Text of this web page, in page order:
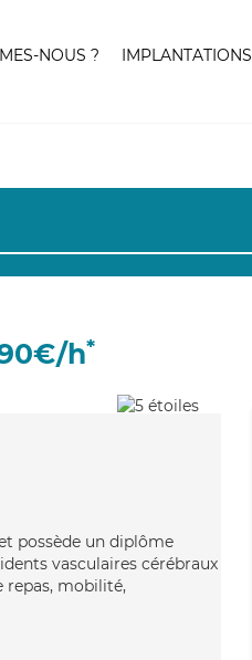
NOUS ? IMPLANTATIONS
h*
possède un diplôme
vasculaires cérébraux
repas, mobilité,